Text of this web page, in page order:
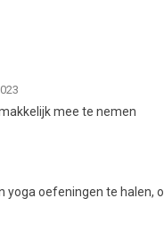
mee te nemen
oefeningen te halen,